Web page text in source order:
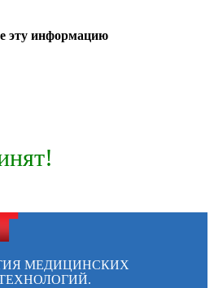
эту информацию
МЕДИЦИНСКИХ